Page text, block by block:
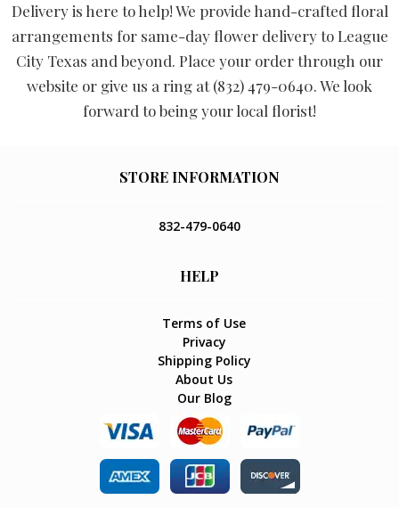
Delivery is here to help! We provide hand-crafted floral
arrangements for same-day flower delivery to League
City Texas and beyond. Place your order through our
website or give us a ring at (832) 479-0640. We look
forward to being your local florist!
STORE INFORMATION
832-479-0640
HELP
Terms of Use
Privacy
Shipping Policy
About Us
Our Blog